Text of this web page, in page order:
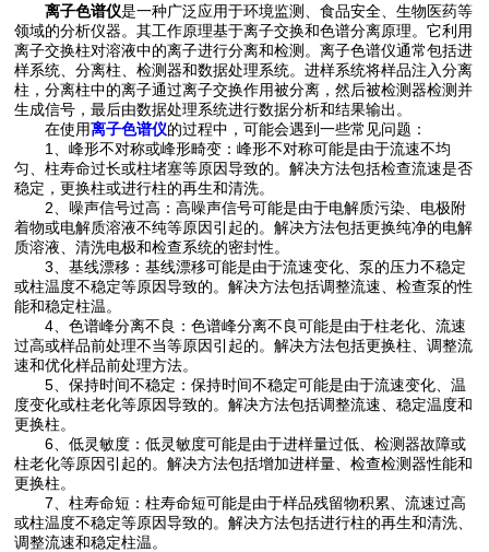
离子色谱仪是一种广泛应用于环境监测、食品安全、生物医药等
领域的分析仪器。其工作原理基于离子交换和色谱分离原理。它利用
离子交换柱对溶液中的离子进行分离和检测。离子色谱仪通常包括进
样系统、分离柱、检测器和数据处理系统。进样系统将样品注入分离
柱，分离柱中的离子通过离子交换作用被分离，然后被检测器检测并
生成信号，最后由数据处理系统进行数据分析和结果输出。
在使用离子色谱仪的过程中，可能会遇到一些常见问题：
1、峰形不对称或峰形畸变：峰形不对称可能是由于流速不均
匀、柱寿命过长或柱堵塞等原因导致的。解决方法包括检查流速是否
稳定，更换柱或进行柱的再生和清洗。
2、噪声信号过高：高噪声信号可能是由于电解质污染、电极附
着物或电解质溶液不纯等原因引起的。解决方法包括更换纯净的电解
质溶液、清洗电极和检查系统的密封性。
3、基线漂移：基线漂移可能是由于流速变化、泵的压力不稳定
或柱温度不稳定等原因导致的。解决方法包括调整流速、检查泵的性
能和稳定柱温。
4、色谱峰分离不良：色谱峰分离不良可能是由于柱老化、流速
过高或样品前处理不当等原因引起的。解决方法包括更换柱、调整流
速和优化样品前处理方法。
5、保持时间不稳定：保持时间不稳定可能是由于流速变化、温
度变化或柱老化等原因导致的。解决方法包括调整流速、稳定温度和
更换柱。
6、低灵敏度：低灵敏度可能是由于进样量过低、检测器故障或
柱老化等原因引起的。解决方法包括增加进样量、检查检测器性能和
更换柱。
7、柱寿命短：柱寿命短可能是由于样品残留物积累、流速过高
或柱温度不稳定等原因导致的。解决方法包括进行柱的再生和清洗、
调整流速和稳定柱温。